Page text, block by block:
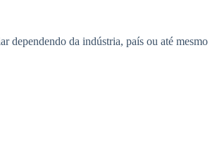
dependendo da indústria, país ou até mesmo